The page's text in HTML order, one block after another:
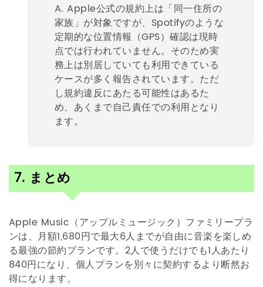
A. Apple公式の規約上は「同一住所の
家族」が対象ですが、Spotifyのような
定期的な位置情報（GPS）確認は現時
点では行われていません。そのため実
務上は別居していても利用できている
ケースが多く報告されています。ただ
し規約違反にあたる可能性はあるた
め、あくまで自己責任での利用となり
ます。
7. まとめ
Apple Music（アップルミュージック）ファミリープラ
ンは、月額1,680円で最大6人までが自由に音楽を楽しめ
る最強の節約プランです。2人で使うだけでも1人あたり
840円になり、個人プランを別々に契約するより断然お
得になります。